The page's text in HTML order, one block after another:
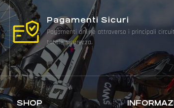
Pagamenti Sicuri
Pagamenti online attraverso i principali
totale sicurezza.
SHOP